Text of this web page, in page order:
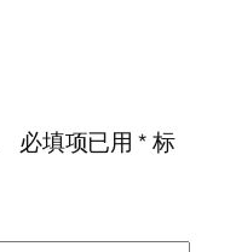
必填项已用*标